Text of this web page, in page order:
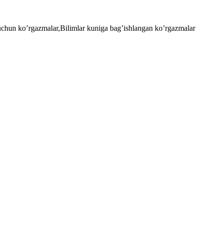
ko’rgazmalar,Bilimlar kuniga bag’ishlangan ko’rgazmalar